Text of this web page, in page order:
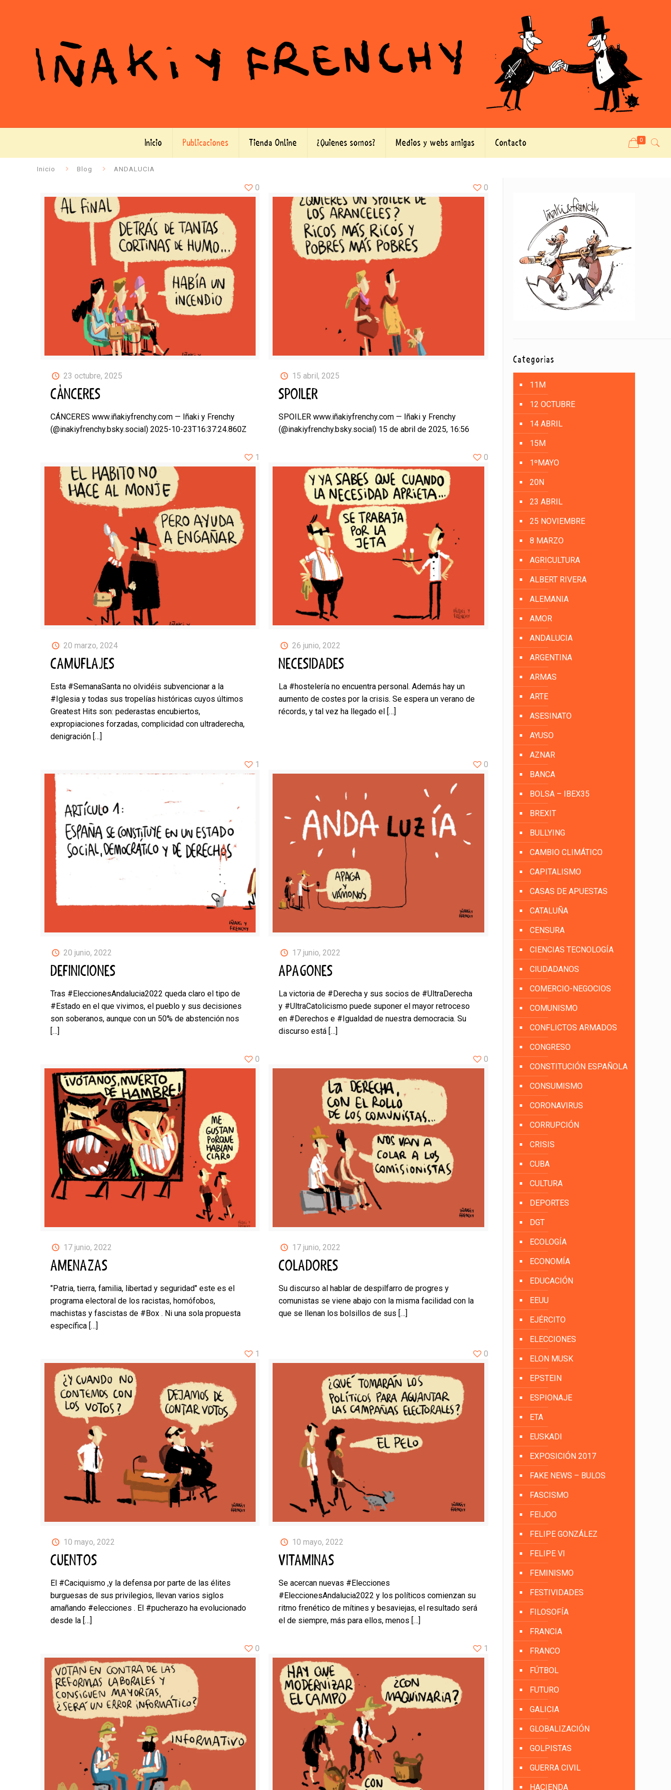
Inicio Publicaciones Tienda Online ¿Quienes somos? Medios y webs amigas Contacto 0
Inicio Blog ANDALUCIA
23 octubre, 2025
CÁNCERES
CÁNCERES www.iñakiyfrenchy.com — Iñaki y Frenchy
(@inakiyfrenchy.bsky.social) 2025-10-23T16:37:24.860Z
0
15 abril, 2025
SPOILER
SPOILER www.iñakiyfrenchy.com — Iñaki y Frenchy
(@inakiyfrenchy.bsky.social) 15 de abril de 2025, 16:56
0
20 marzo, 2024
CAMUFLAJES
Esta #SemanaSanta no olvidéis subvencionar a la
#Iglesia y todas sus tropelías históricas cuyos últimos
Greatest Hits son: pederastas encubiertos,
expropiaciones forzadas, complicidad con ultraderecha,
denigración[…]
1
26 junio, 2022
NECESIDADES
La #hostelería no encuentra personal. Además hay un
aumento de costes por la crisis. Se espera un verano de
récords, y tal vez ha llegado el […]
0
20 junio, 2022
DEFINICIONES
Tras #EleccionesAndalucia2022 queda claro el tipo de
#Estado en el que vivimos, el pueblo y sus decisiones
son soberanos, aunque con un 50% de abstención nos
[…]
1
17 junio, 2022
APAGONES
La victoria de #Derecha y sus socios de #UltraDerecha
y #UltraCatolicismo puede suponer el mayor retroceso
en #Derechos e #Igualdad de nuestra democracia. Su
discurso está […]
0
17 junio, 2022
AMENAZAS
"Patria, tierra, familia, libertad y seguridad" este es el
programa electoral de los racistas, homófobos,
machistas y fascistas de #Box . Ni una sola propuesta
específica[…]
0
17 junio, 2022
COLADORES
Su discurso al hablar de despilfarro de progres y
comunistas se viene abajo con la misma facilidad con la
que se llenan los bolsillos de sus […]
0
10 mayo, 2022
CUENTOS
El #Caciquismo ,y la defensa por parte de las élites
burguesas de sus privilegios, llevan varios siglos
amañando #elecciones . El #pucherazo ha evolucionado
desde la[…]
1
10 mayo, 2022
VITAMINAS
Se acercan nuevas #Elecciones
#EleccionesAndalucia2022 y los políticos comienzan su
ritmo frenético de mítines y besaviejas, el resultado será
el de siempre, más para ellos, menos […]
0
0 1
Categorías
11M
12 OCTUBRE
14 ABRIL
15M
1ºMAYO
20N
23 ABRIL
25 NOVIEMBRE
8 MARZO
AGRICULTURA
ALBERT RIVERA
ALEMANIA
AMOR
ANDALUCIA
ARGENTINA
ARMAS
ARTE
ASESINATO
AYUSO
AZNAR
BANCA
BOLSA – IBEX35
BREXIT
BULLYING
CAMBIO CLIMÁTICO
CAPITALISMO
CASAS DE APUESTAS
CATALUÑA
CENSURA
CIENCIAS TECNOLOGÍA
CIUDADANOS
COMERCIO-NEGOCIOS
COMUNISMO
CONFLICTOS ARMADOS
CONGRESO
CONSTITUCIÓN ESPAÑOLA
CONSUMISMO
CORONAVIRUS
CORRUPCIÓN
CRISIS
CUBA
CULTURA
DEPORTES
DGT
ECOLOGÍA
ECONOMÍA
EDUCACIÓN
EEUU
EJÉRCITO
ELECCIONES
ELON MUSK
EPSTEIN
ESPIONAJE
ETA
EUSKADI
EXPOSICIÓN 2017
FAKE NEWS – BULOS
FASCISMO
FEIJOO
FELIPE GONZÁLEZ
FELIPE VI
FEMINISMO
FESTIVIDADES
FILOSOFÍA
FRANCIA
FRANCO
FÚTBOL
FUTURO
GALICIA
GLOBALIZACIÓN
GOLPISTAS
GUERRA CIVIL
HACIENDA